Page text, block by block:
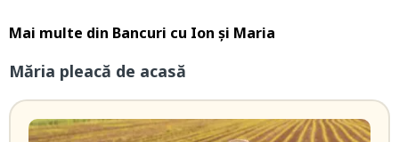
Mai multe din Bancuri cu Ion și Maria
Măria pleacă de acasă